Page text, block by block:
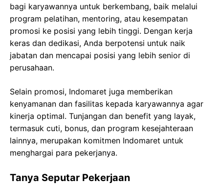
bagi karyawannya untuk berkembang, baik melalui
program pelatihan, mentoring, atau kesempatan
promosi ke posisi yang lebih tinggi. Dengan kerja
keras dan dedikasi, Anda berpotensi untuk naik
jabatan dan mencapai posisi yang lebih senior di
perusahaan.
Selain promosi, Indomaret juga memberikan
kenyamanan dan fasilitas kepada karyawannya agar
kinerja optimal. Tunjangan dan benefit yang layak,
termasuk cuti, bonus, dan program kesejahteraan
lainnya, merupakan komitmen Indomaret untuk
menghargai para pekerjanya.
Tanya Seputar Pekerjaan